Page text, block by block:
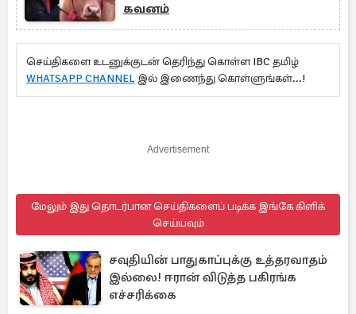
கவனம்
செய்திகளை உடனுக்குடன் தெரிந்து கொள்ள IBC தமிழ்
WHATSAPP CHANNEL இல் இணைந்து கொள்ளுங்கள்...!
Advertisement
மேலும் இது தொடர்பான செய்திகளைப் படிக்க இங்கே கிளிக்
செய்யவும்
சவுதியின் பாதுகாப்புக்கு உத்தரவாதம்
இல்லை! ஈரான் விடுத்த பகிரங்க
எச்சரிக்கை